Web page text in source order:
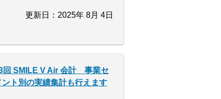
更新日：2025年 8月 4日
回 SMILE V Air 会計 事業セ
ント別の実績集計も行えます